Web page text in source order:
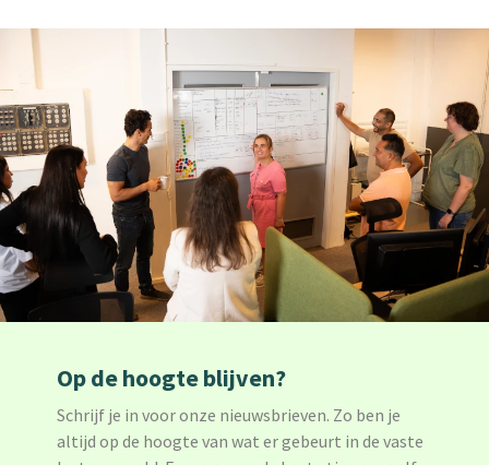
Op de hoogte blijven?
Schrijf je in voor onze nieuwsbrieven. Zo ben je
altijd op de hoogte van wat er gebeurt in de vaste